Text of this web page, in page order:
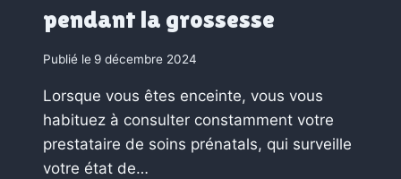
pendant la grossesse
Publié le 9 décembre 2024
Lorsque vous êtes enceinte, vous vous
habituez à consulter constamment votre
prestataire de soins prénatals, qui surveille
votre état de…